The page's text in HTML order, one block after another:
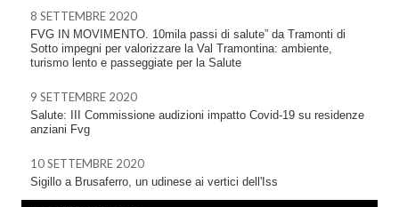
8 SETTEMBRE 2020
FVG IN MOVIMENTO. 10mila passi di salute” da Tramonti di
Sotto impegni per valorizzare la Val Tramontina: ambiente,
turismo lento e passeggiate per la Salute
9 SETTEMBRE 2020
Salute: III Commissione audizioni impatto Covid-19 su residenze
anziani Fvg
10 SETTEMBRE 2020
Sigillo a Brusaferro, un udinese ai vertici dell'Iss